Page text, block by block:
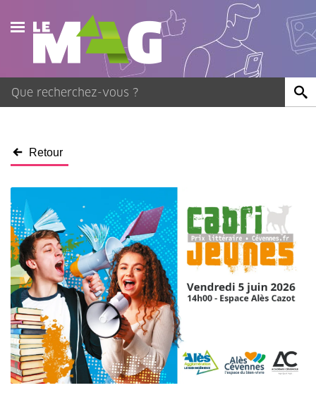
Actualités
Agenda
Contact
Retour